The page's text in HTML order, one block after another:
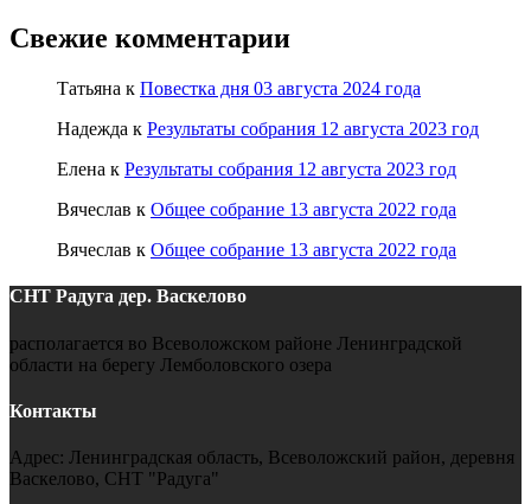
Свежие комментарии
Татьяна к Повестка дня 03 августа 2024 года
Надежда к Результаты собрания 12 августа 2023 год
Елена к Результаты собрания 12 августа 2023 год
Вячеслав к Общее собрание 13 августа 2022 года
Вячеслав к Общее собрание 13 августа 2022 года
СНТ Радуга дер. Васкелово
располагается во Всеволожском районе Ленинградской
области на берегу Лемболовского озера
Контакты
Адрес: Ленинградская область, Всеволожский район, деревня
Васкелово, СНТ "Радуга"